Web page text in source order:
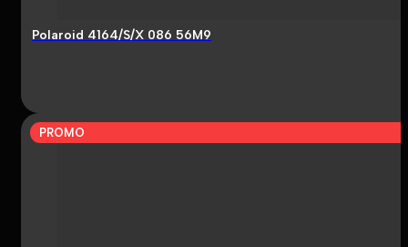
Polaroid 4164/S/X 086 56M9
PROMO